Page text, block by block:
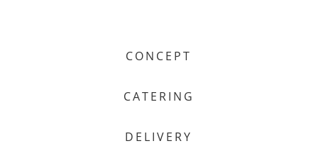
CONCEPT
CATERING
DELIVERY